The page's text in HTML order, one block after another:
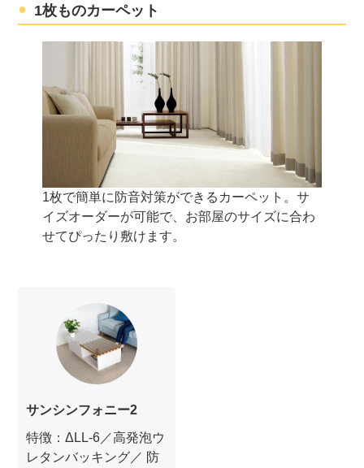
1枚ものカーペット
1枚で簡単に防音対策ができるカーペット。サ
イズオーダーが可能で、お部屋のサイズに合わ
せてぴったり敷けます。
サンシンフォニー2
特徴：ΔLL-6／高発泡ウ
レタンバッキング／ 防